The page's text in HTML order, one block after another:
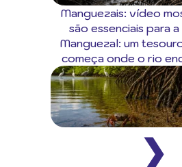
Manguezais: vídeo
são essenciais para
Manguezal: um
começa onde o rio
❯